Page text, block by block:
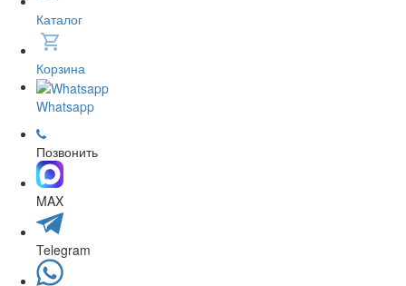
Каталог
Корзина
Whatsapp
Позвонить
MAX
Telegram